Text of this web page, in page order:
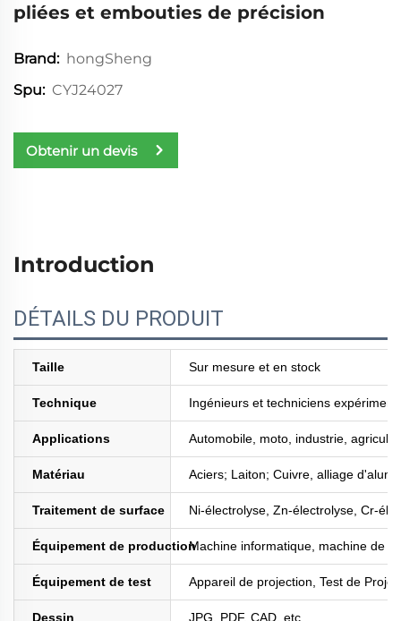
pliées et embouties de précision
Brand: hongSheng
Spu: CYJ24027
Obtenir un devis
Introduction
DÉTAILS DU PRODUIT
Taille Sur mesure et en stock
Technique Ingénieurs et techniciens
Applications Automobile, moto, industrie,
Matériau Aciers; Laiton; Cuivre, alliage
Traitement de surface Ni-électrolyse, Zn-électrolyse, Cr-
Équipement de productionMachine informatique, machine de
Équipement de test Appareil de projection, Test de
Dessin JPG, PDF, CAD, etc